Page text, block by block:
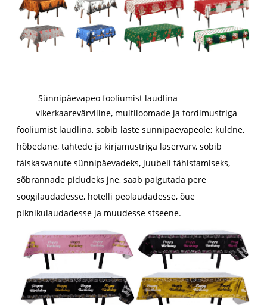
Sünnipäevapeo fooliumist laudlina
vikerkaarevärviline, multiloomade ja tordimustriga
fooliumist laudlina, sobib laste sünnipäevapeole; kuldne,
hõbedane, tähtede ja kirjamustriga laservärv, sobib
täiskasvanute sünnipäevadeks, juubeli tähistamiseks,
sõbrannade pidudeks jne, saab paigutada pere
söögilaudadesse, hotelli peolaudadesse, õue
piknikulaudadesse ja muudesse stseene.